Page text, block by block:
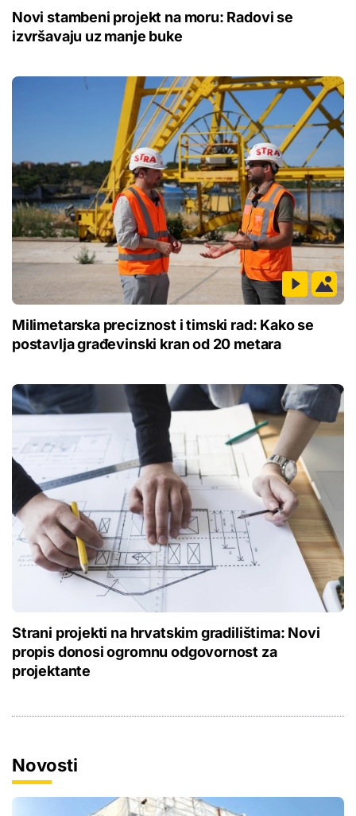
Novi stambeni projekt na moru: Radovi se
izvršavaju uz manje buke
Milimetarska preciznost i timski rad: Kako se
postavlja građevinski kran od 20 metara
Strani projekti na hrvatskim gradilištima: Novi
propis donosi ogromnu odgovornost za
projektante
Novosti